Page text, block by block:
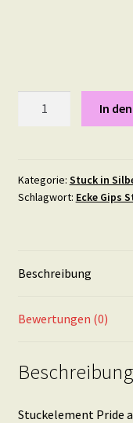
Maße:
pro
13
in
In
Kategorie: Stuck in
Schlagwort: Ecke Gips
Beschreibung
Bewertungen (0)
Beschreibung
Stuckelement Pride